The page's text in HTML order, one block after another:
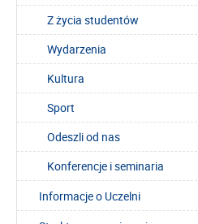
Z życia studentów
Wydarzenia
Kultura
Sport
Odeszli od nas
Konferencje i seminaria
Informacje o Uczelni